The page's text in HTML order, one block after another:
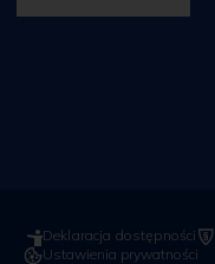
Deklaracja dostępności
Ustawienia prywatności